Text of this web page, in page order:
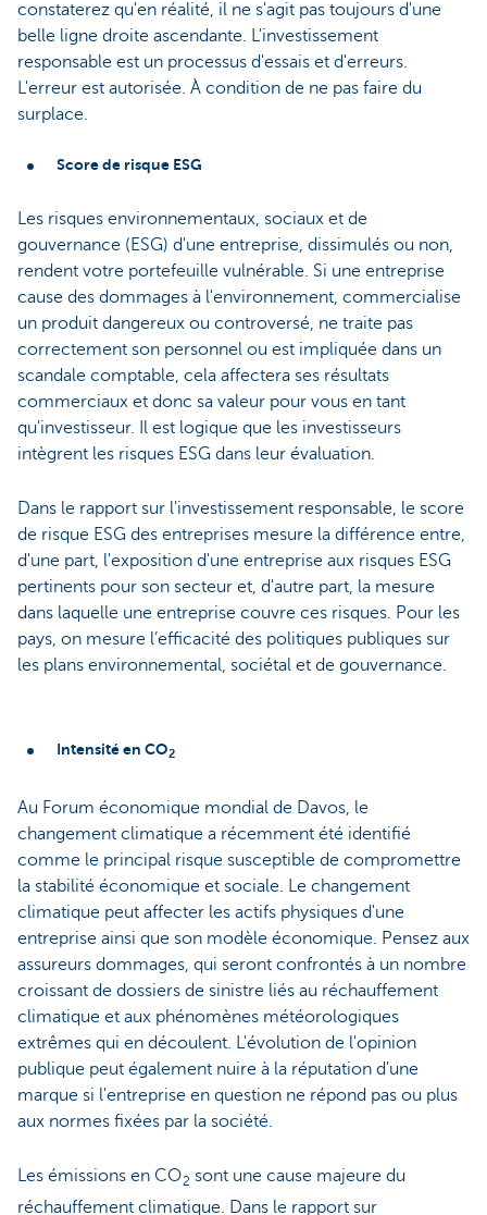
constaterez qu'en réalité, il ne s'agit pas toujours d'une
belle ligne droite ascendante. L'investissement
responsable est un processus d'essais et d'erreurs.
L'erreur est autorisée. À condition de ne pas faire du
surplace.
Score de risque ESG
Les risques environnementaux, sociaux et de
gouvernance (ESG) d'une entreprise, dissimulés ou non,
rendent votre portefeuille vulnérable. Si une entreprise
cause des dommages à l'environnement, commercialise
un produit dangereux ou controversé, ne traite pas
correctement son personnel ou est impliquée dans un
scandale comptable, cela affectera ses résultats
commerciaux et donc sa valeur pour vous en tant
qu'investisseur. Il est logique que les investisseurs
intègrent les risques ESG dans leur évaluation.
Dans le rapport sur l'investissement responsable, le score
de risque ESG des entreprises mesure la différence entre,
d'une part, l'exposition d'une entreprise aux risques ESG
pertinents pour son secteur et, d'autre part, la mesure
dans laquelle une entreprise couvre ces risques. Pour les
pays, on mesure l’efficacité des politiques publiques sur
les plans environnemental, sociétal et de gouvernance.
Intensité en CO2
Au Forum économique mondial de Davos, le
changement climatique a récemment été identifié
comme le principal risque susceptible de compromettre
la stabilité économique et sociale. Le changement
climatique peut affecter les actifs physiques d'une
entreprise ainsi que son modèle économique. Pensez aux
assureurs dommages, qui seront confrontés à un nombre
croissant de dossiers de sinistre liés au réchauffement
climatique et aux phénomènes météorologiques
extrêmes qui en découlent. L'évolution de l'opinion
publique peut également nuire à la réputation d'une
marque si l'entreprise en question ne répond pas ou plus
aux normes fixées par la société.
Les émissions en CO2 sont une cause majeure du
réchauffement climatique. Dans le rapport sur